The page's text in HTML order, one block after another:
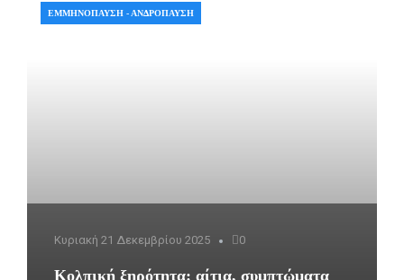
Κυριακή 21 Δεκεμβρίου 2025 0
Κολπική ξηρότητα: αίτια, συμπτώματα
ΕΜΜΗΝΌΠΑΥΣΗ - ΑΝΔΡΌΠΑΥΣΗ